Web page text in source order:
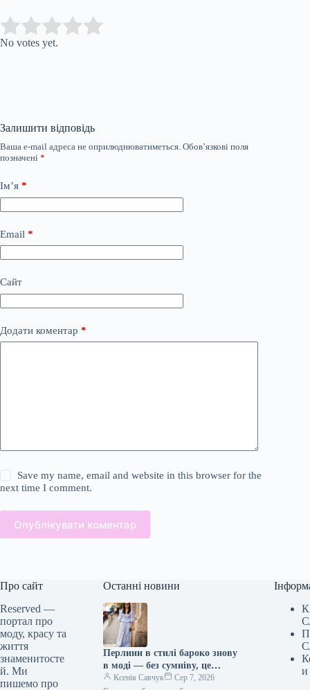
Rate this item:
No votes yet.
Залишити відповідь
Ваша e-mail адреса не оприлюднюватиметься. Обов’язкові поля
позначені *
Ім’я *
Email *
Сайт
Додати коментар *
Save my name, email and website in this browser for the
next time I comment.
Опублікувати коментар
Про сайт
Reserved —
портал про
моду, красу та
життя
знаменитосте
й. Ми
пишемо про
Останні новини
Перлини в стилі бароко знову
в моді — без сумніву, це
головна прикраса кінця 2026
Ксенія Савчук
Сер 7, 2026
и